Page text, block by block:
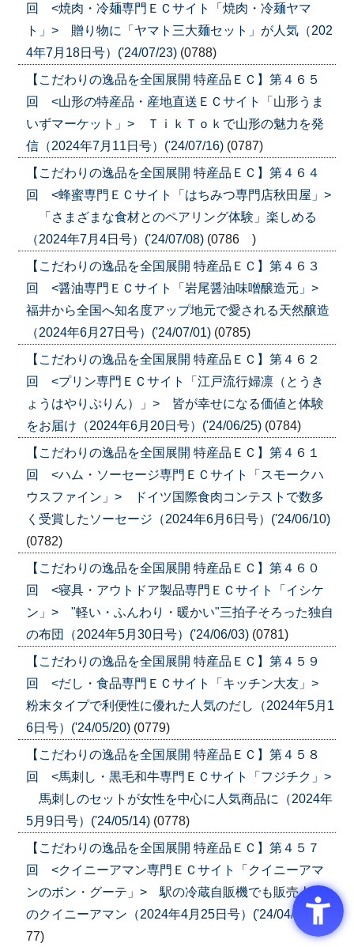
回 <焼肉・冷麺専門ＥＣサイト「焼肉・冷麺ヤマ
ト」> 贈り物に「ヤマト三大麺セット」が人気（202
4年7月18日号）('24/07/23) (0788)
【こだわりの逸品を全国展開 特産品ＥＣ】第４６５
回 <山形の特産品・産地直送ＥＣサイト「山形うま
いずマーケット」> ＴｉｋＴｏｋで山形の魅力を発
信（2024年7月11日号）('24/07/16) (0787)
【こだわりの逸品を全国展開 特産品ＥＣ】第４６４
回 <蜂蜜専門ＥＣサイト「はちみつ専門店秋田屋」>
「さまざまな食材とのペアリング体験」楽しめる
（2024年7月4日号）('24/07/08) (0786 )
【こだわりの逸品を全国展開 特産品ＥＣ】第４６３
回 <醤油専門ＥＣサイト「岩尾醤油味噌醸造元」>
福井から全国へ知名度アップ地元で愛される天然醸造
（2024年6月27日号）('24/07/01) (0785)
【こだわりの逸品を全国展開 特産品ＥＣ】第４６２
回 <プリン専門ＥＣサイト「江戸流行婦凛（とうき
ょうはやりぷりん）」> 皆が幸せになる価値と体験
をお届け（2024年6月20日号）('24/06/25) (0784)
【こだわりの逸品を全国展開 特産品ＥＣ】第４６１
回 <ハム・ソーセージ専門ＥＣサイト「スモークハ
ウスファイン」> ドイツ国際食肉コンテストで数多
く受賞したソーセージ（2024年6月6日号）('24/06/10)
(0782)
【こだわりの逸品を全国展開 特産品ＥＣ】第４６０
回 <寝具・アウトドア製品専門ＥＣサイト「イシケ
ン」> "軽い・ふんわり・暖かい"三拍子そろった独自
の布団（2024年5月30日号）('24/06/03) (0781)
【こだわりの逸品を全国展開 特産品ＥＣ】第４５９
回 <だし・食品専門ＥＣサイト「キッチン大友」>
粉末タイプで利便性に優れた人気のだし（2024年5月1
6日号）('24/05/20) (0779)
【こだわりの逸品を全国展開 特産品ＥＣ】第４５８
回 <馬刺し・黒毛和牛専門ＥＣサイト「フジチク」>
馬刺しのセットが女性を中心に人気商品に（2024年
5月9日号）('24/05/14) (0778)
【こだわりの逸品を全国展開 特産品ＥＣ】第４５７
回 <クイニーアマン専門ＥＣサイト「クイニーアマ
ンのボン・グーテ」> 駅の冷蔵自販機でも販売人気
のクイニーアマン（2024年4月25日号）('24/04/26)
(07
77)